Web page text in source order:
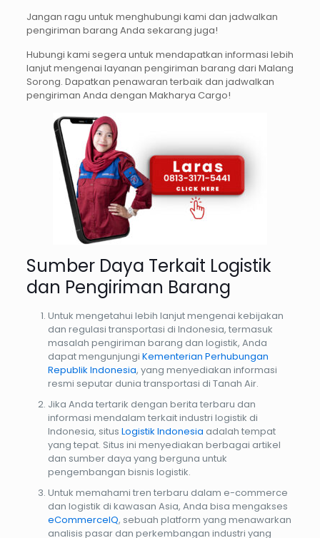
Jangan ragu untuk menghubungi kami dan jadwalkan
pengiriman barang Anda sekarang juga!
Hubungi kami segera untuk mendapatkan informasi lebih
lanjut mengenai layanan pengiriman barang dari Malang
Sorong. Dapatkan penawaran terbaik dan jadwalkan
pengiriman Anda dengan Makharya Cargo!
Sumber Daya Terkait Logistik
dan Pengiriman Barang
Untuk mengetahui lebih lanjut mengenai kebijakan
dan regulasi transportasi di Indonesia, termasuk
masalah pengiriman barang dan logistik, Anda
dapat mengunjungi Kementerian Perhubungan
Republik Indonesia, yang menyediakan informasi
resmi seputar dunia transportasi di Tanah Air.
Jika Anda tertarik dengan berita terbaru dan
informasi mendalam terkait industri logistik di
Indonesia, situs Logistik Indonesia adalah tempat
yang tepat. Situs ini menyediakan berbagai artikel
dan sumber daya yang berguna untuk
pengembangan bisnis logistik.
Untuk memahami tren terbaru dalam e-commerce
dan logistik di kawasan Asia, Anda bisa mengakses
eCommerceIQ, sebuah platform yang menawarkan
analisis pasar dan perkembangan industri yang